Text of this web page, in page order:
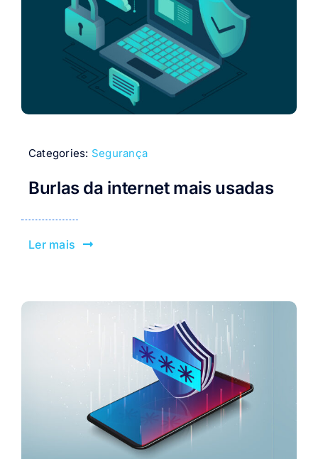
Categories: Segurança
Burlas da internet mais usadas
Ler mais